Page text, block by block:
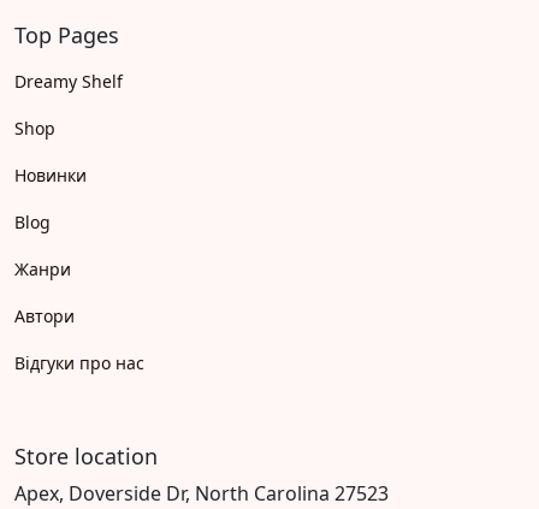
Top Pages
Dreamy Shelf
Shop
Новинки
Blog
Жанри
Автори
Відгуки про нас
Store location
Apex, Doverside Dr, North Carolina 27523